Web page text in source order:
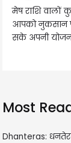
लोग स्वार्थ की
सकते हैं।
को
Most
Dhanteras: